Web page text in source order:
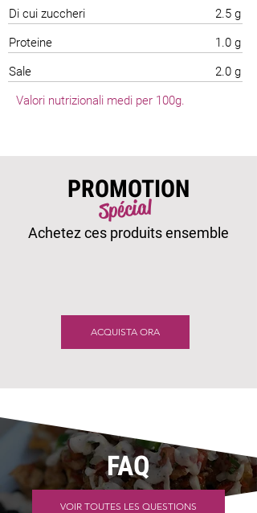
Di cui zuccheri
2.5 g
Proteine
1.0 g
Sale
2.0 g
Valori nutrizionali medi per 100g.
PROMOTION
Spécial
Achetez ces produits ensemble
ACQUISTA ORA
FAQ
VOIR TOUTES LES QUESTIONS